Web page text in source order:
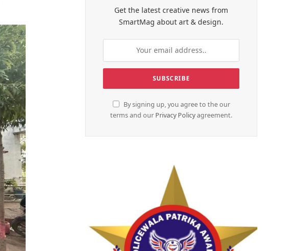
Get the latest creative news from
SmartMag about art & design.
By signing up, you agree to the our
terms and our Privacy Policyagreement.